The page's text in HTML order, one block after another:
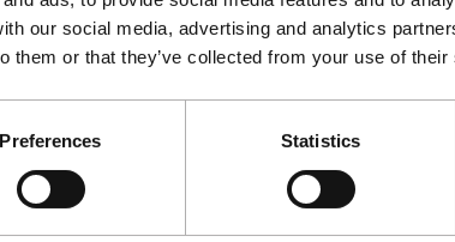
our social media, advertising and analytics
them or that they’ve collected from your use of
Preferences Statistics